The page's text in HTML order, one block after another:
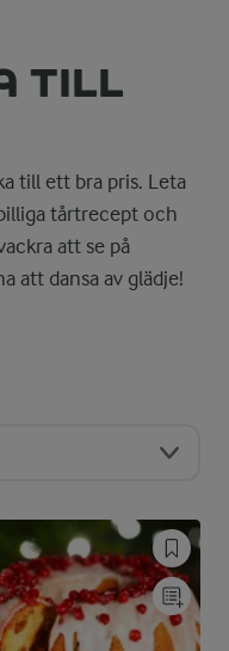
TILL
till ett bra pris. Leta
tårtrecept och
att se på
att dansa av glädje!